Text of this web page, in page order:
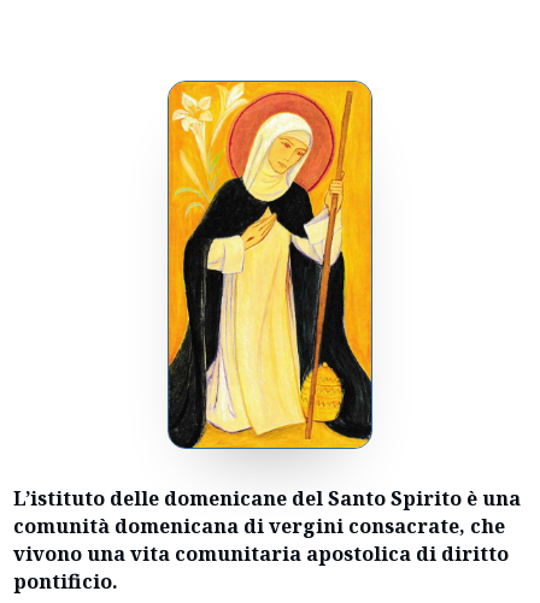
L’istituto delle domenicane del Santo Spirito è una
comunità domenicana di vergini consacrate, che
vivono una vita comunitaria apostolica di diritto
pontificio.